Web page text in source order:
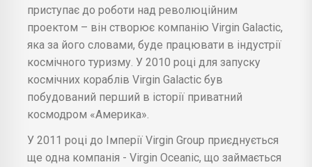
приступає до роботи над революційним
проектом – він створює компанію Virgin Galactic,
яка за його словами, буде працювати в індустрії
космічного туризму. У 2010 році для запуску
космічних кораблів Virgin Galactic був
побудований перший в історії приватний
космодром «Америка».
У 2011 році до Імперії Virgin Group приєднується
ще одна компанія - Virgin Oceanic, що займається